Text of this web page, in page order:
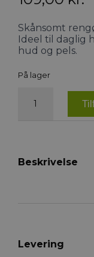
Skånsomt
Ideel til daglig
hud og pels.
På lager
Horsecare
Beskrivelse
Levering